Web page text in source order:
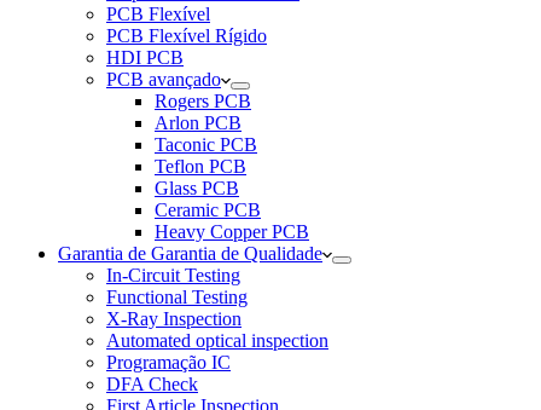
PCB Flexível
PCB Flexível Rígido
HDI PCB
PCB avançado
Rogers PCB
Arlon PCB
Taconic PCB
Teflon PCB
Glass PCB
Ceramic PCB
Heavy Copper PCB
Garantia de Garantia de Qualidade
In-Circuit Testing
Functional Testing
X-Ray Inspection
Automated optical inspection
Programação IC
DFA Check
First Article Inspection